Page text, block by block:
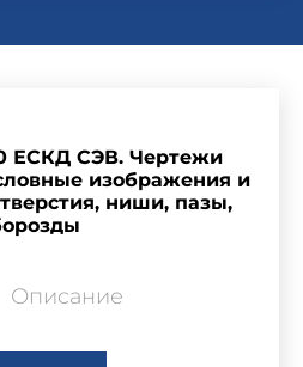
ЕСКД СЭВ. Чертежи
изображения и
ниши, пазы,
Описание